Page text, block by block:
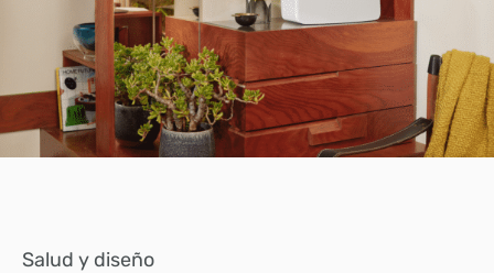
Salud y diseño